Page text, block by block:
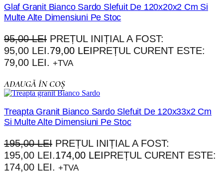
Glaf Granit Bianco Sardo Slefuit De 120x20x2 Cm Si
Multe Alte Dimensiuni Pe Stoc
95,00LEI PREȚUL INIȚIAL A FOST:
95,00 LEI.79,00 LEIPREȚUL CURENT ESTE:
79,00 LEI. +TVA
ADAUGĂ ÎN COȘ
Treapta Granit Bianco Sardo Slefuit De 120x33x2 Cm
Si Multe Alte Dimensiuni Pe Stoc
195,00LEI PREȚUL INIȚIAL A FOST:
195,00 LEI.174,00 LEIPREȚUL CURENT ESTE:
174,00 LEI. +TVA